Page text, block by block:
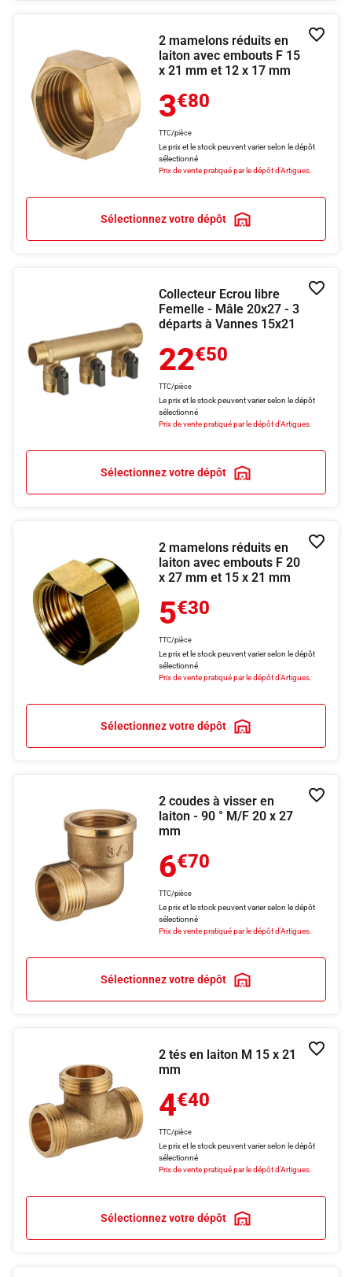
2 mamelons réduits en
laiton avec embouts F 15
x 21 mm et 12 x 17 mm
3€80
TTC/pièce
Le prix et le stock peuvent varier selon le dépôt
sélectionné
Prix de vente pratiqué par le dépôt d'Artigues.
Sélectionnez votre dépôt
Collecteur Ecrou libre
Femelle - Mâle 20x27 - 3
départs à Vannes 15x21
22€50
TTC/pièce
Le prix et le stock peuvent varier selon le dépôt
sélectionné
Prix de vente pratiqué par le dépôt d'Artigues.
Sélectionnez votre dépôt
2 mamelons réduits en
laiton avec embouts F 20
x 27 mm et 15 x 21 mm
5€30
TTC/pièce
Le prix et le stock peuvent varier selon le dépôt
sélectionné
Prix de vente pratiqué par le dépôt d'Artigues.
Sélectionnez votre dépôt
2 coudes à visser en
laiton - 90 ° M/F 20 x 27
mm
6€70
TTC/pièce
Le prix et le stock peuvent varier selon le dépôt
sélectionné
Prix de vente pratiqué par le dépôt d'Artigues.
Sélectionnez votre dépôt
2 tés en laiton M 15 x 21
mm
4€40
TTC/pièce
Le prix et le stock peuvent varier selon le dépôt
sélectionné
Prix de vente pratiqué par le dépôt d'Artigues.
Sélectionnez votre dépôt